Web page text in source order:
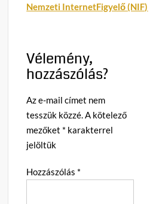
Nemzeti InternetFigyelő (NIF)
Vélemény,
hozzászólás?
Az e-mail címet nem
tesszük közzé.A kötelező
mezőket * karakterrel
jelöltük
Hozzászólás *